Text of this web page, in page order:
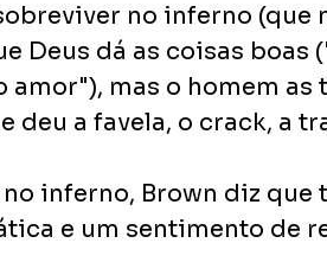
no inferno (que
Deus dá as coisas boas
amor"), mas o homem
deu a favela, o crack, a
inferno, Brown diz que
e um sentimento de